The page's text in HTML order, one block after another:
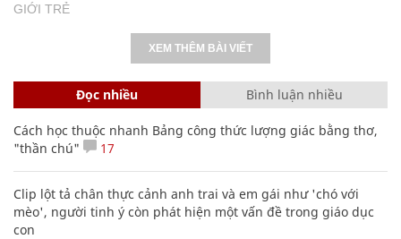
GIỚI TRẺ
XEM THÊM BÀI VIẾT
Đọc nhiều Bình luận nhiều
Cách học thuộc nhanh Bảng công thức lượng giác bằng thơ,
"thần chú"
17
Clip lột tả chân thực cảnh anh trai và em gái như 'chó với
mèo', người tinh ý còn phát hiện một vấn đề trong giáo dục
con